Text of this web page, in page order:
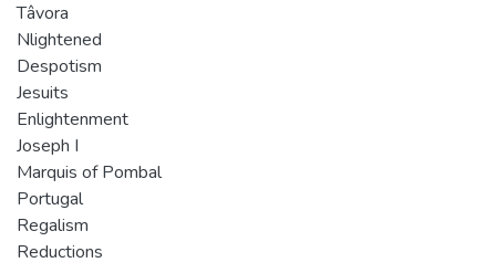
Tâvora
Nlightened
Despotism
Jesuits
Enlightenment
Joseph I
Marquis of Pombal
Portugal
Regalism
Reductions